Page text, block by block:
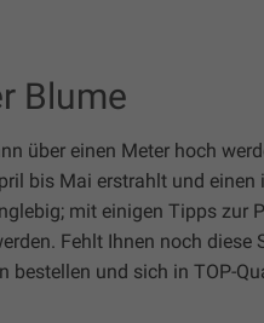
Blume
über einen Meter hoch
bis Mai erstrahlt und
mit einigen Tipps zur
Fehlt Ihnen noch diese
bestellen und sich in TOP-